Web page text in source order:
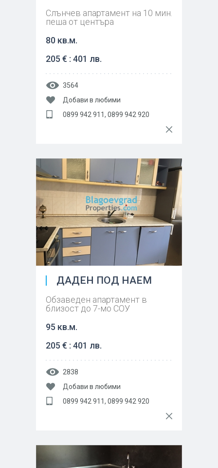
Слънчев апартамент на 10 мин.
пеша от центъра
80 кв.м.
205 € : 401 лв.
3564
Добави в любими
0899 942 911, 0899 942 920
ДАДЕН ПОД НАЕМ
Обзаведен апартамент в
близост до 7-мо СОУ
95 кв.м.
205 € : 401 лв.
2838
Добави в любими
0899 942 911, 0899 942 920